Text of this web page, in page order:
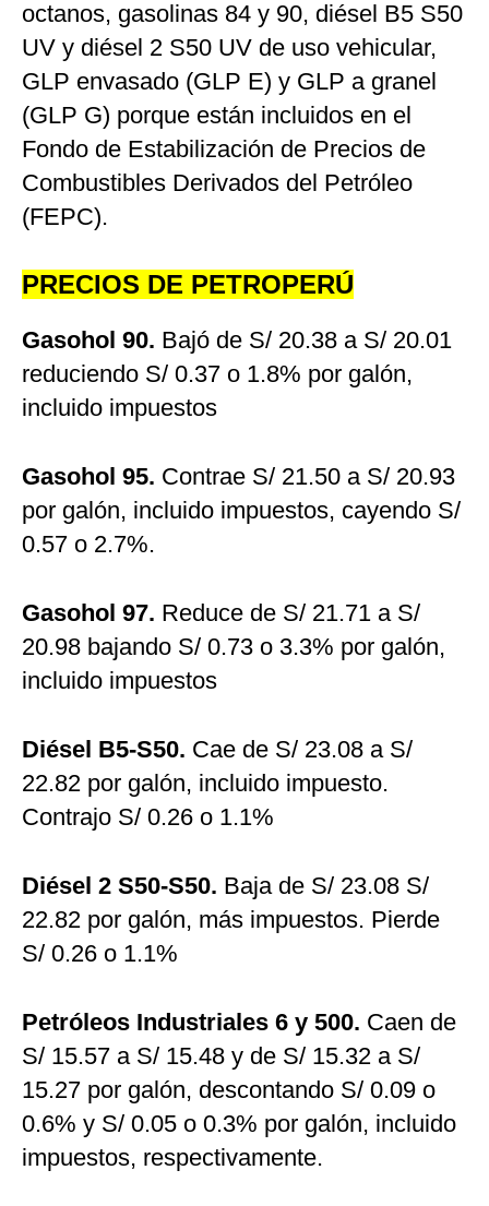
octanos, gasolinas 84 y 90, diésel B5 S50
UV y diésel 2 S50 UV de uso vehicular,
GLP envasado (GLP E) y GLP a granel
(GLP G) porque están incluidos en el
Fondo de Estabilización de Precios de
Combustibles Derivados del Petróleo
(FEPC).
PRECIOS DE PETROPERÚ
Gasohol 90. Bajó de S/ 20.38 a S/ 20.01
reduciendo S/ 0.37 o 1.8% por galón,
incluido impuestos
Gasohol 95. Contrae S/ 21.50 a S/ 20.93
por galón, incluido impuestos, cayendo S/
0.57 o 2.7%.
Gasohol 97. Reduce de S/ 21.71 a S/
20.98 bajando S/ 0.73 o 3.3% por galón,
incluido impuestos
Diésel B5-S50. Cae de S/ 23.08 a S/
22.82 por galón, incluido impuesto.
Contrajo S/ 0.26 o 1.1%
Diésel 2 S50-S50. Baja de S/ 23.08 S/
22.82 por galón, más impuestos. Pierde
S/ 0.26 o 1.1%
Petróleos Industriales 6 y 500. Caen de
S/ 15.57 a S/ 15.48 y de S/ 15.32 a S/
15.27 por galón, descontando S/ 0.09 o
0.6% y S/ 0.05 o 0.3% por galón, incluido
impuestos, respectivamente.